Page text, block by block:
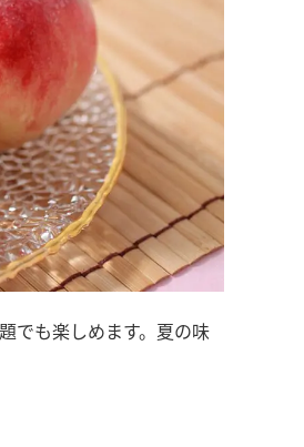
でも楽しめます。夏の味